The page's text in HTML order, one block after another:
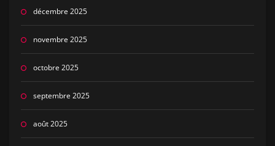
décembre 2025
novembre 2025
octobre 2025
septembre 2025
août 2025